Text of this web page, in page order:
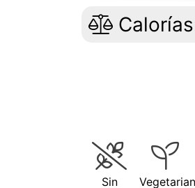
Sin